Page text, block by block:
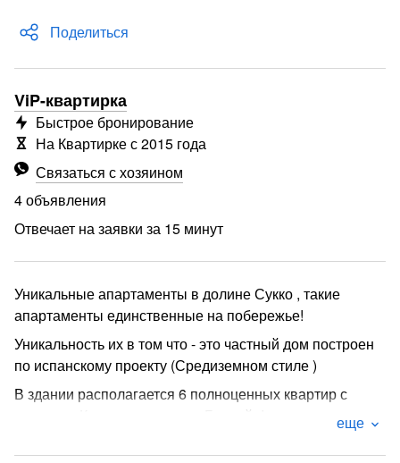
Поделиться
ViP-квартирка
Связаться с хозяином
4 объявления
Отвечает на заявки за 15 минут
Быстрое бронирование
На Квартирке с 2015 года
Уникальные апартаменты в долине Сукко , такие
апартаменты единственные на побережье!
Уникальность их в том что - это частный дом построен
по испанскому проекту (Средиземном стиле )
В здании располагается 6 полноценных квартир с
видом на Кавказские горы и Бассейн!
еще